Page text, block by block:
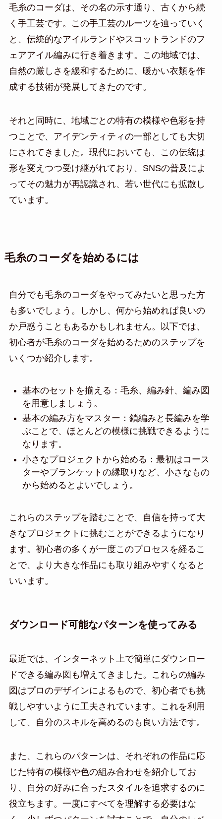
毛糸のコーダは、その名の示す通り、古くから続
く手工芸です。この手工芸のルーツを辿っていく
と、伝統的なアイルランドやスコットランドのフ
ェアアイル編みに行き着きます。この地域では、
自然の厳しさを緩和するために、暖かい衣類を作
成する技術が発展してきたのです。
それと同時に、地域ごとの特有の模様や色彩を持
つことで、アイデンティティの一部としても大切
にされてきました。現代においても、この伝統は
形を変えつつ受け継がれており、SNSの普及によ
ってその魅力が再認識され、若い世代にも拡散し
ています。
毛糸のコーダを始めるには
自分でも毛糸のコーダをやってみたいと思った方
も多いでしょう。しかし、何から始めれば良いの
か戸惑うこともあるかもしれません。以下では、
初心者が毛糸のコーダを始めるためのステップを
いくつか紹介します。
基本のセットを揃える：毛糸、編み針、編み図
を用意しましょう。
基本の編み方をマスター：鎖編みと長編みを学
ぶことで、ほとんどの模様に挑戦できるように
なります。
小さなプロジェクトから始める：最初はコース
ターやブランケットの縁取りなど、小さなもの
から始めるとよいでしょう。
これらのステップを踏むことで、自信を持って大
きなプロジェクトに挑むことができるようになり
ます。初心者の多くが一度このプロセスを経るこ
とで、より大きな作品にも取り組みやすくなると
いいます。
ダウンロード可能なパターンを使ってみる
最近では、インターネット上で簡単にダウンロー
ドできる編み図も増えてきました。これらの編み
図はプロのデザインによるもので、初心者でも挑
戦しやすいように工夫されています。これを利用
して、自分のスキルを高めるのも良い方法です。
また、これらのパターンは、それぞれの作品に応
じた特有の模様や色の組み合わせを紹介してお
り、自分の好みに合ったスタイルを追求するのに
役立ちます。一度にすべてを理解する必要はな